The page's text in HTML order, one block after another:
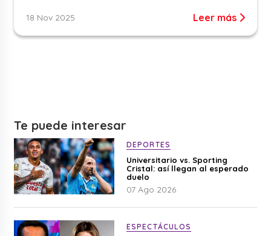
18 Nov 2025 Leer más
Te puede interesar
DEPORTES
Universitario vs. Sporting
Cristal: así llegan al esperado
duelo
07 Ago 2026
ESPECTÁCULOS